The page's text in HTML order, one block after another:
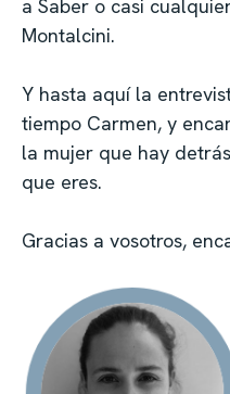
a Saber o casi
Montalcini.
Y hasta aquí la
tiempo Carmen, y
la mujer que hay
que eres.
Gracias a vosotros,